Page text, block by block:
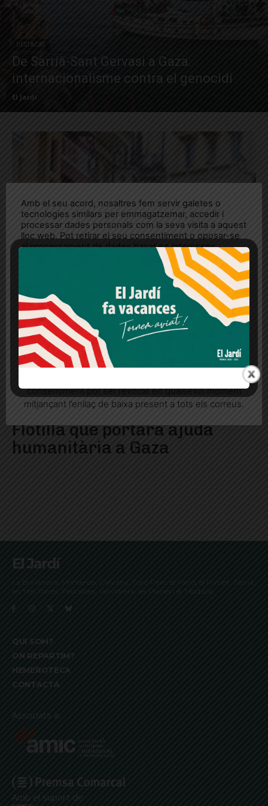
DESTACAT
De Sarrià-Sant Gervasi a Gaza:
internacionalisme contra el genocidi
El Jardí
Max Cahner se suma a la
Flotilla que portarà ajuda
humanitària a Gaza
El Jardí
La Bonanova, Monterols, Galvany, Turó Parc, el Farró, el Putxet, Sarrià,
les Tres Torres, Pedralbes, Vallvidrera, les Planes i el Tibidabo
QUI SOM?
ON REPARTIM?
HEMEROTECA
CONTACTA
Associats a:
Amb el suport de:
Amb el seu acord, nosaltres fem servir galetes o
tecnologies similars per emmagatzemar, accedir i
processar dades personals com la seva visita a aquest
lloc web. Pot retirar el seu consentiment o oposar-se
al processament de dades basat en interessos
legítims en qualsevol moment fent clic a "Ajustos de
cookies" o a la nostra Política de privacitat en aquest
lloc web. Si cliques "acceptar" dones el teu
Més informació Acceptar Rebutjar tot
Quan l’usuari crea un compte al Diari el Jardí, dona el
seu consentiment explícit per rebre comunicacions
consentiment pot ser revocat en qualsevol moment
mitjançant l’enllaç de baixa present a tots els correus.